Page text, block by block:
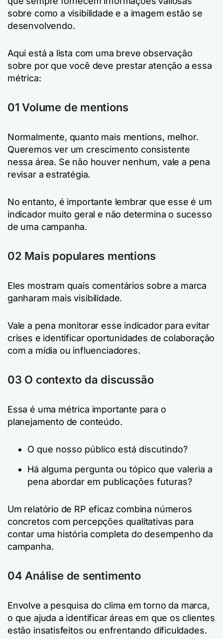
sobre como a visibilidade e a imagem estão se
desenvolvendo.
Aqui está a lista com uma breve observação
sobre por que você deve prestar atenção a essa
métrica:
01 Volume de mentions
Normalmente, quanto mais mentions, melhor.
Queremos ver um crescimento consistente
nessa área. Se não houver nenhum, vale a pena
revisar a estratégia.
No entanto, é importante lembrar que esse é um
indicador muito geral e não determina o sucesso
de uma campanha.
02 Mais populares mentions
Eles mostram quais comentários sobre a marca
ganharam mais visibilidade.
Vale a pena monitorar esse indicador para evitar
crises e identificar oportunidades de colaboração
com a mídia ou influenciadores.
03 O contexto da discussão
Essa é uma métrica importante para o
planejamento de conteúdo.
O que nosso público está discutindo?
Há alguma pergunta ou tópico que valeria a
pena abordar em publicações futuras?
Um relatório de RP eficaz combina números
concretos com percepções qualitativas para
contar uma história completa do desempenho da
campanha.
04 Análise de sentimento
Envolve a pesquisa do clima em torno da marca,
o que ajuda a identificar áreas em que os clientes
estão insatisfeitos ou enfrentando dificuldades.